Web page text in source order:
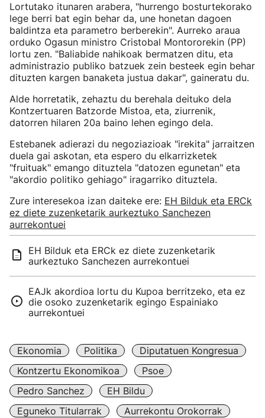
Lortutako itunaren arabera, "hurrengo bosturtekorako
lege berri bat egin behar da, une honetan dagoen
baldintza eta parametro berberekin". Aurreko araua
orduko Ogasun ministro Cristobal Montororekin (PP)
lortu zen. "Baliabide nahikoak bermatzen ditu, eta
administrazio publiko batzuek zein besteek egin behar
dituzten kargen banaketa justua dakar", gaineratu du.
Alde horretatik, zehaztu du berehala deituko dela
Kontzertuaren Batzorde Mistoa, eta, ziurrenik,
datorren hilaren 20a baino lehen egingo dela.
Estebanek adierazi du negoziazioak "irekita" jarraitzen
duela gai askotan, eta espero du elkarrizketek
"fruituak" emango dituztela "datozen egunetan" eta
"akordio politiko gehiago" iragarriko dituztela.
Zure interesekoa izan daiteke ere: EH Bilduk eta ERCk
ez diete zuzenketarik aurkeztuko Sanchezen
aurrekontuei
EH Bilduk eta ERCk ez diete zuzenketarik
aurkeztuko Sanchezen aurrekontuei
EAJk akordioa lortu du Kupoa berritzeko, eta ez
die osoko zuzenketarik egingo Espainiako
aurrekontuei
Ekonomia Politika
Diputatuen Kongresua
Kontzertu Ekonomikoa
Psoe
Pedro Sanchez
EH Bildu
Eguneko Titularrak
Aurrekontu Orokorrak